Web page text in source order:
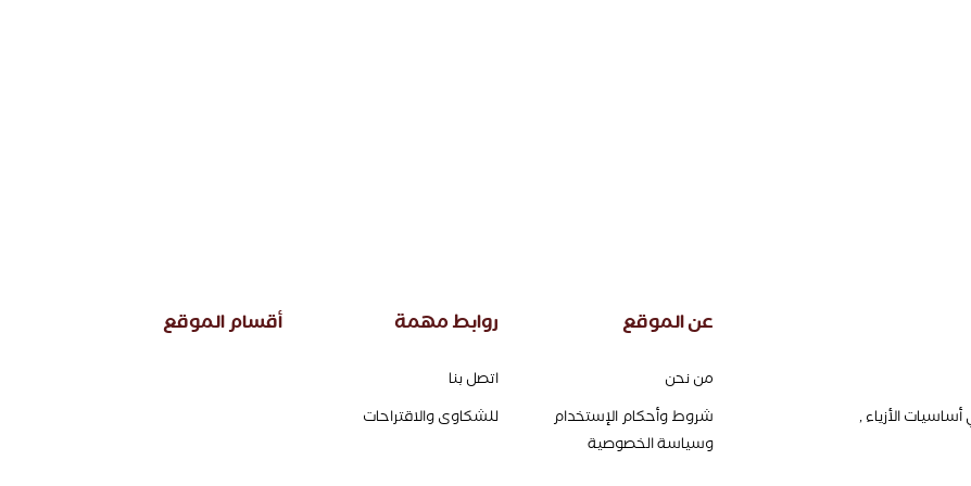
الأزياء ,
عن الموقع
من نحن
شروط وأحكام الإستخدام
وسياسة الخصوصية
روابط مهمة
اتصل بنا
للشكاوى والاقتراحات
أقسام الموقع